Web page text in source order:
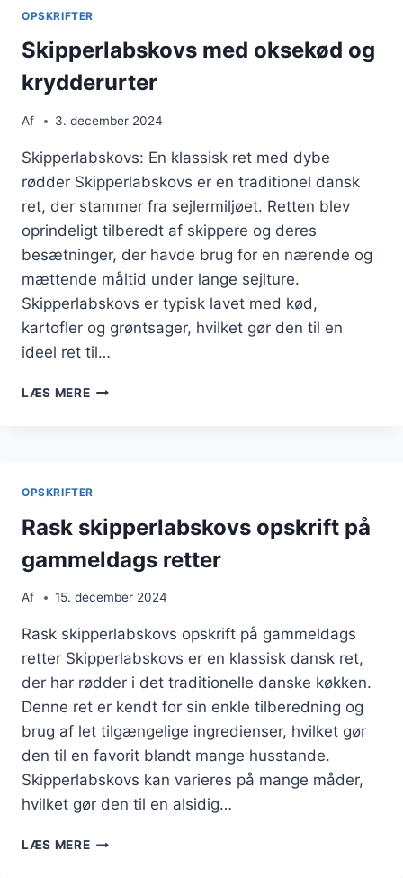
OPSKRIFTER
Skipperlabskovs med oksekød og
krydderurter
Af 3. december 2024
Skipperlabskovs: En klassisk ret med dybe
rødder Skipperlabskovs er en traditionel dansk
ret, der stammer fra sejlermiljøet. Retten blev
oprindeligt tilberedt af skippere og deres
besætninger, der havde brug for en nærende og
mættende måltid under lange sejlture.
Skipperlabskovs er typisk lavet med kød,
kartofler og grøntsager, hvilket gør den til en
ideel ret til…
LÆS MERESKIPPERLABSKOVS
OPSKRIFTER
Rask skipperlabskovs opskrift på
gammeldags retter
Af 15. december 2024
Rask skipperlabskovs opskrift på gammeldags
retter Skipperlabskovs er en klassisk dansk ret,
der har rødder i det traditionelle danske køkken.
Denne ret er kendt for sin enkle tilberedning og
brug af let tilgængelige ingredienser, hvilket gør
den til en favorit blandt mange husstande.
Skipperlabskovs kan varieres på mange måder,
hvilket gør den til en alsidig…
LÆS MERERASK